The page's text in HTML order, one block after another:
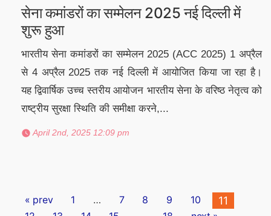
सेना कमांडरों का सम्मेलन 2025 नई दिल्ली में
शुरू हुआ
भारतीय सेना कमांडरों का सम्मेलन 2025 (ACC 2025) 1 अप्रैल
से 4 अप्रैल 2025 तक नई दिल्ली में आयोजित किया जा रहा है।
यह द्विवार्षिक उच्च स्तरीय आयोजन भारतीय सेना के वरिष्ठ नेतृत्व को
राष्ट्रीय सुरक्षा स्थिति की समीक्षा करने,...
April 2nd, 2025 12:09 pm
Posts
« prev 1 … 7 8 9 10 11